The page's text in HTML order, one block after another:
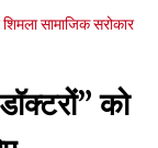
शिमलासामाजिक सरोकार
को